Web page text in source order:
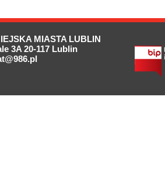
MIASTA LUBLIN
3A 20-117 Lublin